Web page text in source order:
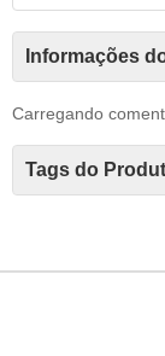
Informações
Carregando
Tags do